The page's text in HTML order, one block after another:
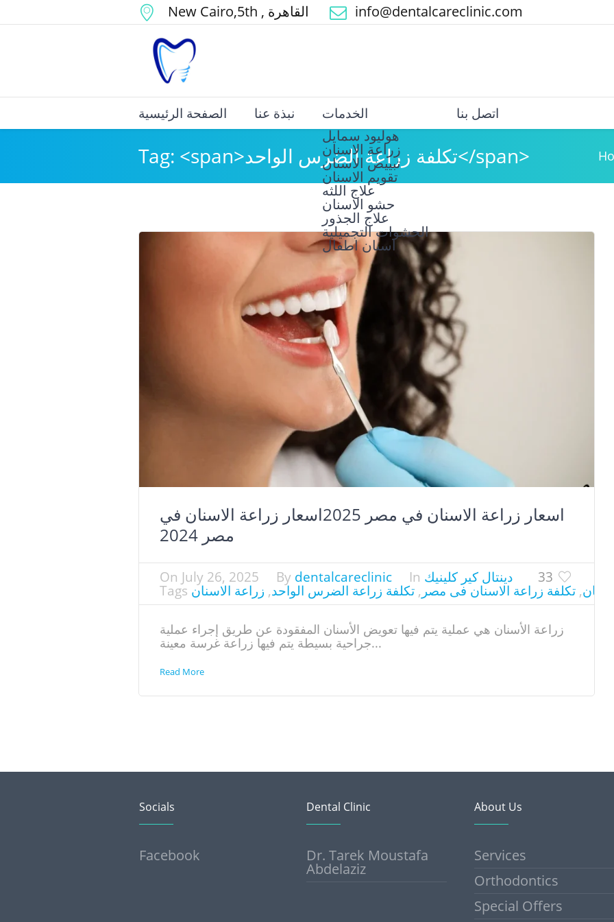
New Cairo,5th , القاهرة info@dentalcareclinic.com
الصفحة الرئيسية نبذة عنا الخدمات
هوليود سمايل
زراعة الاسنان
تبييض الاسنان
علاج اللثه
حشو الاسنان
علاج الجذور
الحشوات التجميلية
اسنان اطفال
اتصل بنا
Tag: <span>تكلفة زراعة الضرس الواحد</span>
اسعار زراعة الاسنان في مصر 2025اسعار زراعة الاسنان في
مصر 2024
33
On July 26, 2025 By dentalcareclinic In دينتال كير كلينيك
Tags , تكلفة زراعة الاسنان فى مصر , تكلفة زراعة الضرس الواحد, زراعة الاسنان
زراعة الأسنان هي عملية يتم فيها تعويض الأسنان المفقودة عن طريق إجراء عملية
جراحية بسيطة يتم فيها زراعة غرسة معينة...
Read More
Socials
Facebook
Dental Clinic
Dr. Tarek Moustafa
Abdelaziz
About Us
Services
Orthodontics
Special Offers